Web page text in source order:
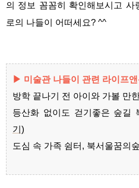
의 정보 꼼꼼히 확인해보시고 사
로의 나들이 어떠세요? ^^
▶ 미술관 나들이 관련 라이프앤
방학 끝나기 전 아이와 가볼 만
등산화 없이도 걷기좋은 숲길
기)
도심 속 가족 쉼터, 북서울꿈의